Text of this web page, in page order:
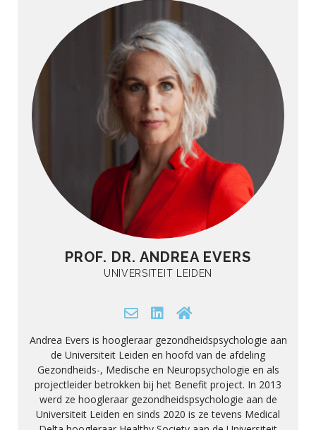
PROF. DR. ANDREA EVERS
UNIVERSITEIT LEIDEN
Andrea Evers is hoogleraar gezondheidspsychologie aan
de Universiteit Leiden en hoofd van de afdeling
Gezondheids-, Medische en Neuropsychologie en als
projectleider betrokken bij het Benefit project. In 2013
werd ze hoogleraar gezondheidspsychologie aan de
Universiteit Leiden en sinds 2020 is ze tevens Medical